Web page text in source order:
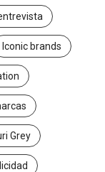
Iconic brands
Grey